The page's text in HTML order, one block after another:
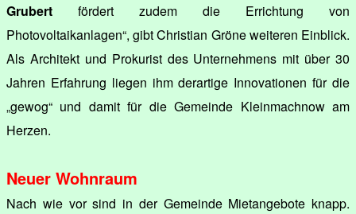
Grubert fördert zudem die Errichtung von
Photovoltaikanlagen“, gibt Christian Gröne weiteren Einblick.
Als Architekt und Prokurist des Unternehmens mit über 30
Jahren Erfahrung liegen ihm derartige Innovationen für die
„gewog“ und damit für die Gemeinde Kleinmachnow am
Herzen.
Neuer Wohnraum
Nach wie vor sind in der Gemeinde Mietangebote knapp.